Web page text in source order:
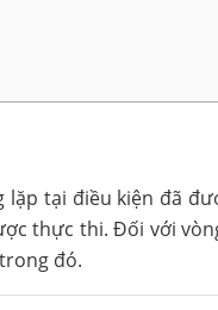
tại điều kiện đã
thực thi. Đối với
đó.